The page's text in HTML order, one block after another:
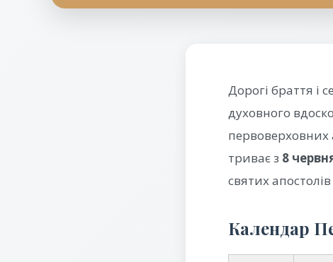
Дорогі браття і
духовного
первоверховних
триває з 8
святих
Календар